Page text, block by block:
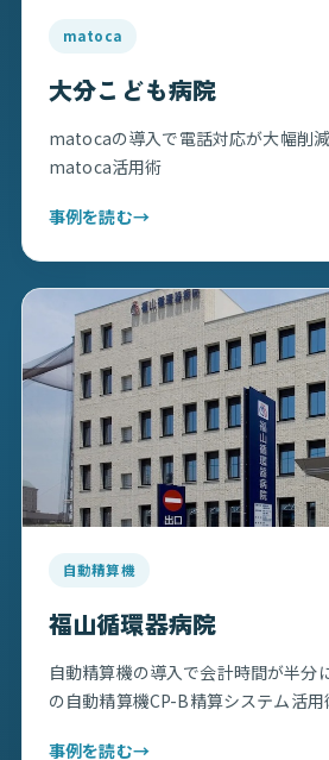
matoca
大分こども病院
matocaの導入で電話対応が大幅削
matoca活用術
事例を読む→
自動精算機
福山循環器病院
自動精算機の導入で会計時間が半分
の自動精算機CP-B精算システム活用
事例を読む→